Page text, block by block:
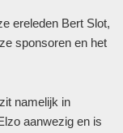
ereleden Bert Slot,
sponsoren en het
namelijk in
aanwezig en is